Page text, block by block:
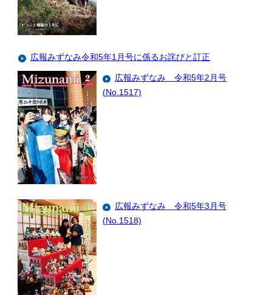
広報みずなみ令和5年1月号に係るお詫びと訂正
広報みずなみ 令和5年2月号
(No.1517)
広報みずなみ 令和5年3月号
(No.1518)